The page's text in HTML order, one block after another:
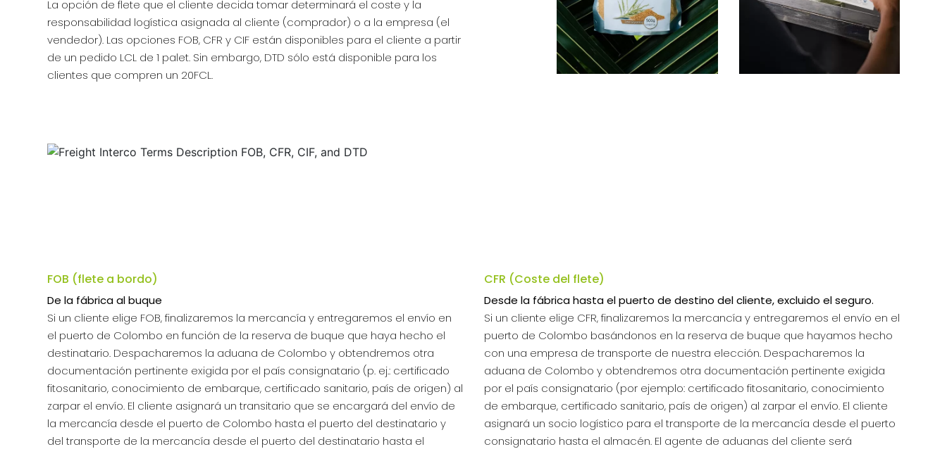
La opción de flete que el cliente decida tomar determinará el coste y la
responsabilidad logística asignada al cliente (comprador) o a la empresa (el
vendedor). Las opciones FOB, CFR y CIF están disponibles para el cliente a partir
de un pedido LCL de 1 palet. Sin embargo, DTD sólo está disponible para los
clientes que compren un 20FCL.
FOB (flete a bordo)
De la fábrica al buque
Si un cliente elige FOB, finalizaremos la mercancía y entregaremos el envío en
el puerto de Colombo en función de la reserva de buque que haya hecho el
destinatario. Despacharemos la aduana de Colombo y obtendremos otra
documentación pertinente exigida por el país consignatario (p. ej.: certificado
fitosanitario, conocimiento de embarque, certificado sanitario, país de origen) al
zarpar el envío. El cliente asignará un transitario que se encargará del envío de
la mercancía desde el puerto de Colombo hasta el puerto del destinatario y
del transporte de la mercancía desde el puerto del destinatario hasta el
CFR (Coste del flete)
Desde la fábrica hasta el puerto de destino del cliente, excluido el seguro.
Si un cliente elige CFR, finalizaremos la mercancía y entregaremos el envío en el
puerto de Colombo basándonos en la reserva de buque que hayamos hecho
con una empresa de transporte de nuestra elección. Despacharemos la
aduana de Colombo y obtendremos otra documentación pertinente exigida
por el país consignatario (por ejemplo: certificado fitosanitario, conocimiento
de embarque, certificado sanitario, país de origen) al zarpar el envío. El cliente
asignará un socio logístico para el transporte de la mercancía desde el puerto
consignatario hasta el almacén. El agente de aduanas del cliente será